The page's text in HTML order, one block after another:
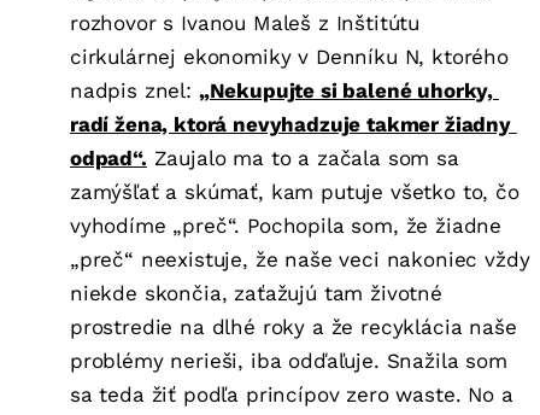
rozhovor s Ivanou Maleš z Inštitútu
cirkulárnej ekonomiky v Denníku N, ktorého
nadpis znel: „Nekupujte si balené uhorky,
radí žena, ktorá nevyhadzuje takmer žiadny
odpad“.Zaujalo ma to a začala som sa
zamýšľať a skúmať, kam putuje všetko to, čo
vyhodíme „preč“. Pochopila som, že žiadne
„preč“ neexistuje, že naše veci nakoniec vždy
niekde skončia, zaťažujú tam životné
prostredie na dlhé roky a že recyklácia naše
problémy nerieši, iba odďaľuje. Snažila som
sa teda žiť podľa princípov zero waste. No a